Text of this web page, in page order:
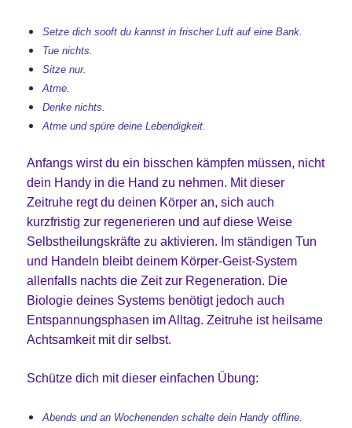
Setze dich sooft du kannst in frischer Luft auf eine Bank.
Tue nichts.
Sitze nur.
Atme.
Denke nichts.
Atme und spüre deine Lebendigkeit.
Anfangs wirst du ein bisschen kämpfen müssen, nicht
dein Handy in die Hand zu nehmen. Mit dieser
Zeitruhe regt du deinen Körper an, sich auch
kurzfristig zur regenerieren und auf diese Weise
Selbstheilungskräfte zu aktivieren. Im ständigen Tun
und Handeln bleibt deinem Körper-Geist-System
allenfalls nachts die Zeit zur Regeneration. Die
Biologie deines Systems benötigt jedoch auch
Entspannungsphasen im Alltag. Zeitruhe ist heilsame
Achtsamkeit mit dir selbst.
Schütze dich mit dieser einfachen Übung:
Abends und an Wochenenden schalte dein Handy offline.